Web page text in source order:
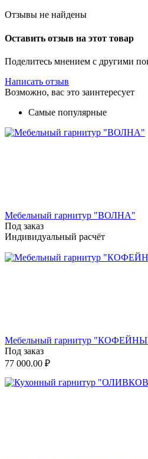
Отзывы не найдены
Оставить отзыв на этот товар
Поделитесь мнением с другими
Написать отзыв
Возможно, вас это заинтересует
Самые популярные
Мебельный гарнитур "ВОЛНА"
Под заказ
Индивидуальный расчёт
Мебельный гарнитур
Под заказ
77 000.00 ₽